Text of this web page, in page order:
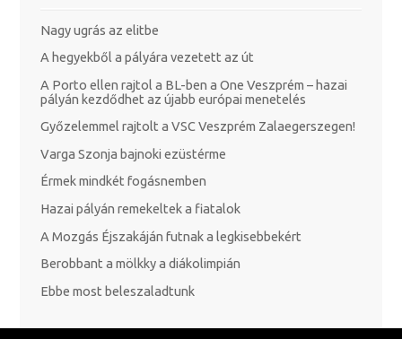
Nagy ugrás az elitbe
A hegyekből a pályára vezetett az út
A Porto ellen rajtol a BL-ben a One Veszprém – hazai
pályán kezdődhet az újabb európai menetelés
Győzelemmel rajtolt a VSC Veszprém Zalaegerszegen!
Varga Szonja bajnoki ezüstérme
Érmek mindkét fogásnemben
Hazai pályán remekeltek a fiatalok
A Mozgás Éjszakáján futnak a legkisebbekért
Berobbant a mölkky a diákolimpián
Ebbe most beleszaladtunk